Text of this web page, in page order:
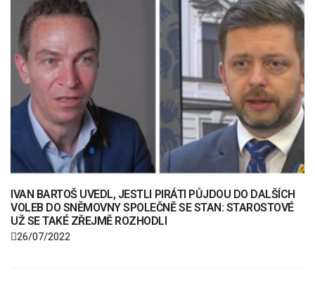
IVAN BARTOŠ UVEDL, JESTLI PIRÁTI PŮJDOU DO DALŠÍCH
VOLEB DO SNĚMOVNY SPOLEČNĚ SE STAN: STAROSTOVÉ
UŽ SE TAKÉ ZŘEJMĚ ROZHODLI
26/07/2022